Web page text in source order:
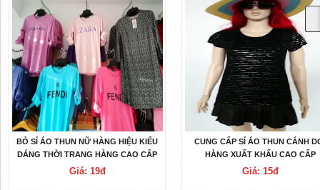
BỎ SỈ ÁO THUN NỮ HÀNG HIỆU KIỂU
DÁNG THỜI TRANG HÀNG CAO CẤP
GIÁ RẺ
Giá: 19đ
CUNG CẤP SỈ ÁO THUN CÁNH
HÀNG XUẤT KHẨU CAO CẤP
Giá: 15đ